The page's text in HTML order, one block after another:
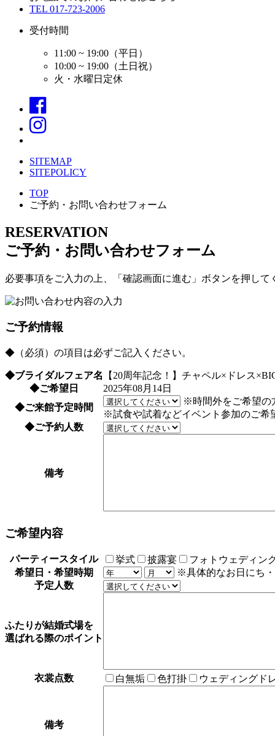
TEL 017-723-2006
受付時間
11:00 ~ 19:00（平日）
10:00 ~ 19:00（土日祝）
火・水曜日定休
SITEMAP
SITEPOLICY
TOP
ご予約・お問い合わせフォーム
RESERVATION
ご予約・お問い合わせフォーム
必要事項をご入力の上、「確認画面に進む」ボタンを押して
ご予約情報
◆ （必須）の項目は必ずご記入ください。
◆ブライダルフェア名
【20周年記念！】チャペル×ドレス
◆ご希望日
2025年08月14日
◆ご来館予定時間
※時間外をご希望の
※試食や試着などイベント参加のご希
◆ご予約人数
備考
ご希望内容
パーティースタイル 挙式 披露宴 フォトウェディン
希望日・希望時期
※具体的なお日にち
予定人数
ふたりが結婚式場を
選ばれる際のポイント
衣裳点数 白無垢 色打掛 ウェディングド
備考